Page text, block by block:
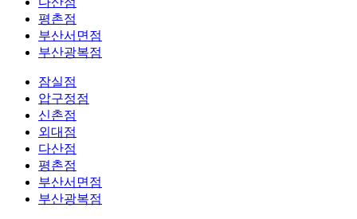
평촌점
부산서면점
부산광복점
잠실점
압구정점
신촌점
외대점
다산점
평촌점
부산서면점
부산광복점